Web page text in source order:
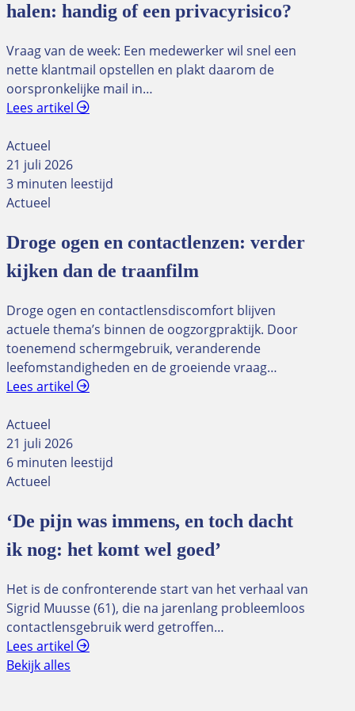
halen: handig of een privacyrisico?
Vraag van de week: Een medewerker wil snel een
nette klantmail opstellen en plakt daarom de
oorspronkelijke mail in…
Lees artikel
Actueel
21 juli 2026
3 minuten leestijd
Actueel
Droge ogen en contactlenzen: verder
kijken dan de traanfilm
Droge ogen en contactlensdiscomfort blijven
actuele thema’s binnen de oogzorgpraktijk. Door
toenemend schermgebruik, veranderende
leefomstandigheden en de groeiende vraag…
Lees artikel
Actueel
21 juli 2026
6 minuten leestijd
Actueel
‘De pijn was immens, en toch dacht
ik nog: het komt wel goed’
Het is de confronterende start van het verhaal van
Sigrid Muusse (61), die na jarenlang probleemloos
contactlensgebruik werd getroffen…
Lees artikel
Bekijk alles